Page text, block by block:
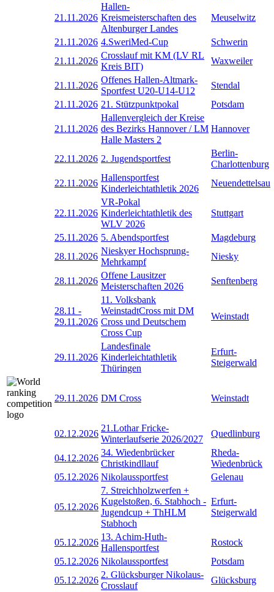
21.11.2026
Hallen-
Kreismeisterschaften des
Altenburger Landes
Meuselwitz
21.11.2026 4.SweriMed-Cup
Schwerin
21.11.2026
Crosslauf mit KM (LV RL
Kreis BIT)
Waxweiler
21.11.2026
Offenes Hallen-Altmark-
Sportfest U20-U14-U12
Stendal
21.11.2026 21. Stützpunktpokal Potsdam
21.11.2026
Hallenvergleich der Kreise
des Bezirks Hannover / LM
Halle Masters 2
Hannover
22.11.2026 2. Jugendsportfest
Berlin-
Charlottenburg
22.11.2026
Hallensportfest
Kinderleichtathletik 2026
Neuendettelsau
22.11.2026
VR-Pokal
Kinderleichtathletik des
WLV 2026
Stuttgart
25.11.2026 5. Abendsportfest
Magdeburg
28.11.2026
Nieskyer Hochsprung-
Mehrkampf
Niesky
28.11.2026
Offene Lausitzer
Meisterschaften 2026
Senftenberg
28.11 -
29.11.2026
11. Volksbank
WeinstadtCross mit DM
Cross und Deutschem
Cross Cup
Weinstadt
29.11.2026
Landesfinale
Kinderleichtathletik
Thüringen
Erfurt-
Steigerwald
29.11.2026 DM Cross Weinstadt
02.12.2026
21.Lothar Fricke-
Winterlaufserie 2026/2027
Quedlinburg
04.12.2026
34. Wiedenbrücker
Christkindllauf
Rheda-
Wiedenbrück
05.12.2026 Nikolaussportfest Gelenau
05.12.2026
7. Streichholzwerfen +
Kugelstoßen, 6. Stabhoch -
Jugendcup + ThHLM
Stabhoch
Erfurt-
Steigerwald
05.12.2026
13. Achim-Huth-
Hallensportfest
Rostock
05.12.2026 Nikolaussportfest
Potsdam
05.12.2026
2. Glücksburger Nikolaus-
Crosslauf
Glücksburg